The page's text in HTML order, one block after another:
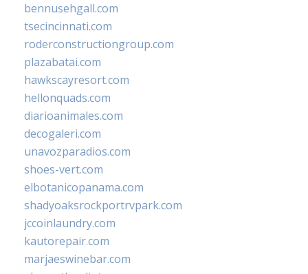
bennusehgall.com
tsecincinnati.com
roderconstructiongroup.com
plazabatai.com
hawkscayresort.com
hellonquads.com
diarioanimales.com
decogaleri.com
unavozparadios.com
shoes-vert.com
elbotanicopanama.com
shadyoaksrockportrvpark.com
jccoinlaundry.com
kautorepair.com
marjaeswinebar.com